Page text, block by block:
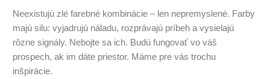
Neexistujú zlé farebné kombinácie – len nepremyslené. Farby
majú silu: vyjadrujú náladu, rozprávajú príbeh a vysielajú
rôzne signály. Nebojte sa ich. Budú fungovať vo váš
prospech, ak im dáte priestor. Máme pre vás trochu
inšpirácie.